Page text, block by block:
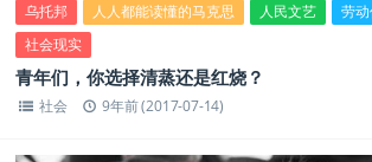
乌托邦 人人都能读懂的马克思 人民文艺 劳
社会现实
青年们，你选择清蒸还是红烧？
社会 9年前 (2017-07-14)